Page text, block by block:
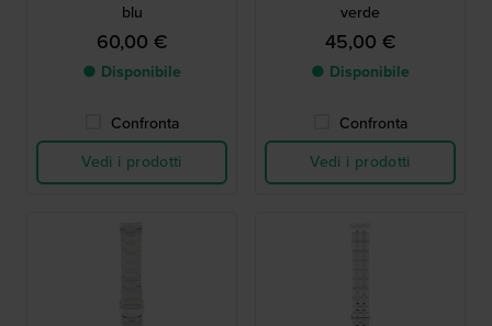
blu
60,00 €
● Disponibile
Confronta
Vedi i prodotti
verde
45,00 €
● Disponibile
Confronta
Vedi i prodotti